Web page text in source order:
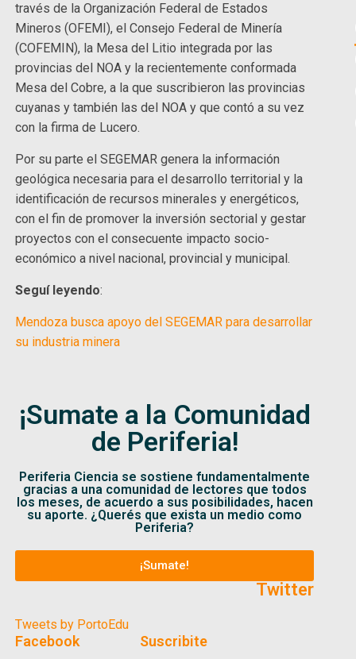
través de la Organización Federal de Estados
Mineros (OFEMI), el Consejo Federal de Minería
(COFEMIN), la Mesa del Litio integrada por las
provincias del NOA y la recientemente conformada
Mesa del Cobre, a la que suscribieron las provincias
cuyanas y también las del NOA y que contó a su vez
con la firma de Lucero.
Por su parte el SEGEMAR genera la información
geológica necesaria para el desarrollo territorial y la
identificación de recursos minerales y energéticos,
con el fin de promover la inversión sectorial y gestar
proyectos con el consecuente impacto socio-
económico a nivel nacional, provincial y municipal.
Seguí leyendo:
Mendoza busca apoyo del SEGEMAR para desarrollar
su industria minera
¡Sumate a la Comunidad
de Periferia!
Periferia Ciencia se sostiene fundamentalmente
gracias a una comunidad de lectores que todos
los meses, de acuerdo a sus posibilidades, hacen
su aporte. ¿Querés que exista un medio como
Periferia?
¡Sumate!
Twitter
Tweets by PortoEdu
Facebook Suscribite